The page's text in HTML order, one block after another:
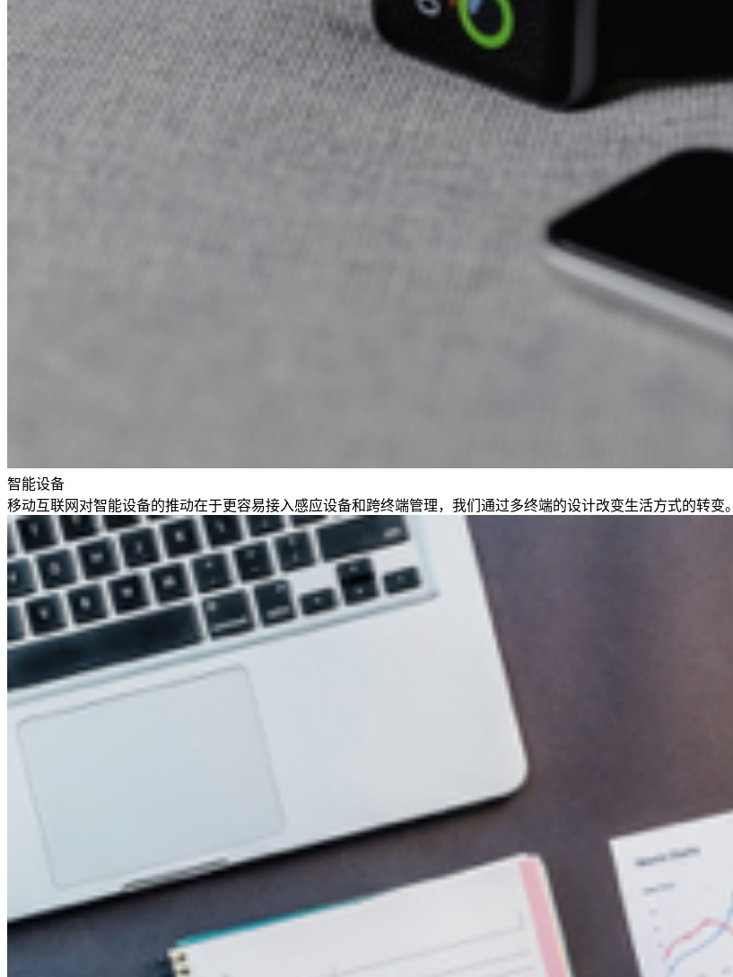
智能设备
移动互联网对智能设备的推动在于更容易接入感应设备和跨终端管理，我们通过多终端的设计改变生活方式的转变。